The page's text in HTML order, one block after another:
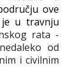
ove
u travnju
rata -
od
i civilnim